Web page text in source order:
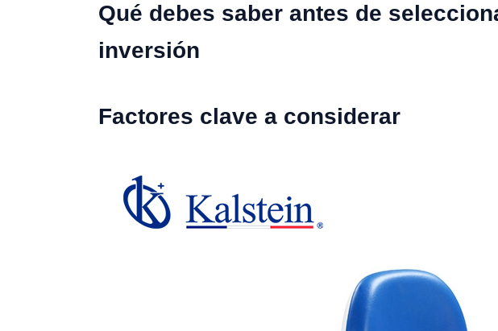
Qué debes saber antes de
inversión
Factores clave a considerar